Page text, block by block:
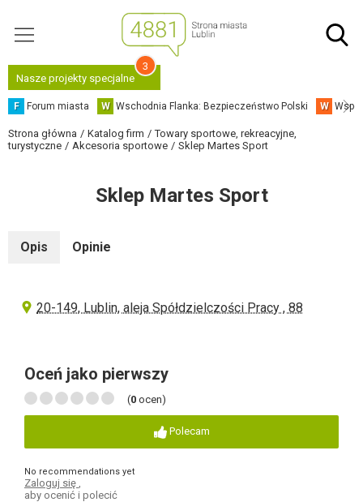
Nasze projekty specjalne
3
F Forum miasta W Wschodnia Flanka: Bezpieczeństwo Polski W
Strona główna Katalog firm
Towary sportowe, rekreacyjne,
turystyczne
Akcesoria sportowe Sklep Martes Sport
Sklep Martes Sport
Opis Opinie
20-149, Lublin, aleja Spółdzielczości Pracy , 88
Oceń jako pierwszy
(0 ocen)
Polecam
No recommendations yet
Zaloguj się
aby ocenić i polecić